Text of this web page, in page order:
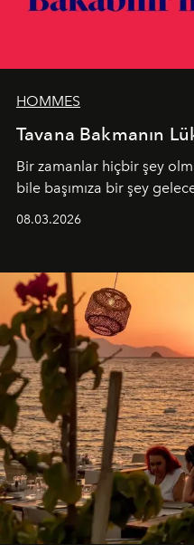
HOMMES
Tavana Bakmanın
Bir zamanlar hiçbir şey
bile başımıza bir şey
08.03.2026